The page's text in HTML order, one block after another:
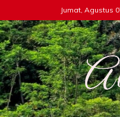
to
content
Jumat, Agustus